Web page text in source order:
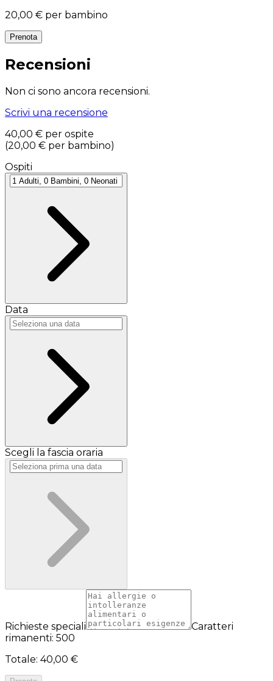
20,00 € per bambino
Prenota
Recensioni
Non ci sono ancora recensioni.
Scrivi una recensione
40,00 € per ospite
(20,00 € per bambino)
Ospiti
Data
Scegli la fascia oraria
Richieste speciali
Caratteri
rimanenti: 500
Totale: 40,00 €